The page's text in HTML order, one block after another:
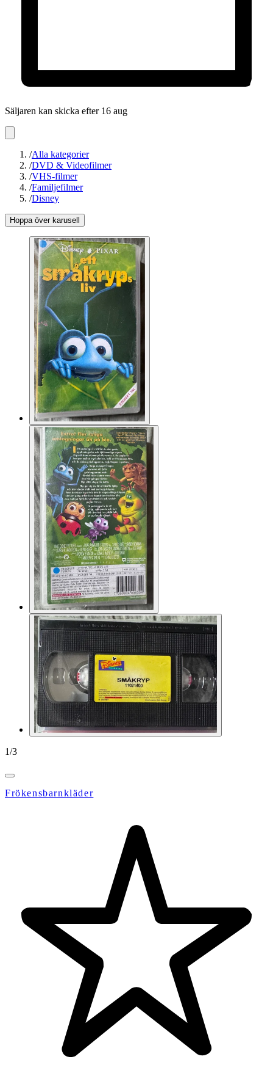
Säljaren kan skicka efter 16 aug
/Alla kategorier
/DVD & Videofilmer
/VHS-filmer
/Familjefilmer
/Disney
Hoppa över karusell
1/3
Frökensbarnkläder